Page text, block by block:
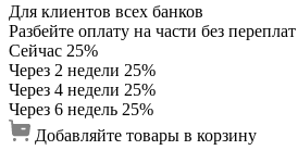
Для клиентов всех банков
Разбейте оплату на части без переплат
Сейчас 25%
Через 2 недели 25%
Через 4 недели 25%
Через 6 недель 25%
Добавляйте товары в корзину